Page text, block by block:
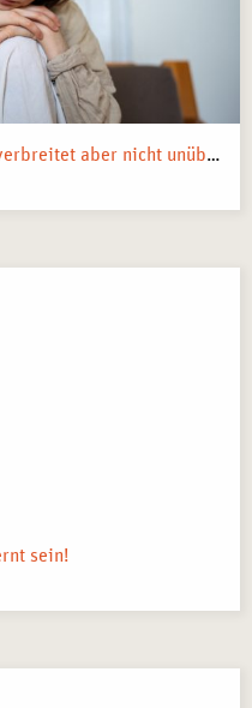
mit
in Essen
, die
Einsam in der Großstadt: Weit verbreitet aber nicht unüberwindbar
sein!